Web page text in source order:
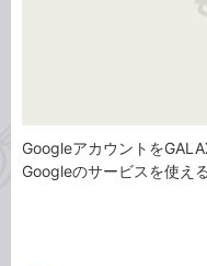
Googleアカウントを
Googleのサービスを使え